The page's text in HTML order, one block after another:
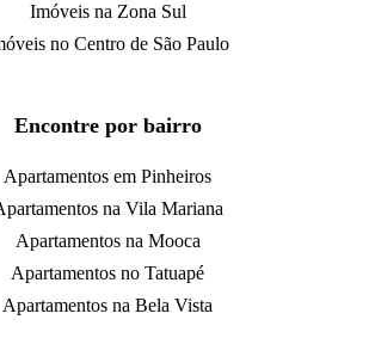
Imóveis na Zona Sul
no Centro de São Paulo
Encontre por bairro
Apartamentos em Pinheiros
na Vila Mariana
Apartamentos na Mooca
Apartamentos no Tatuapé
Apartamentos na Bela Vista